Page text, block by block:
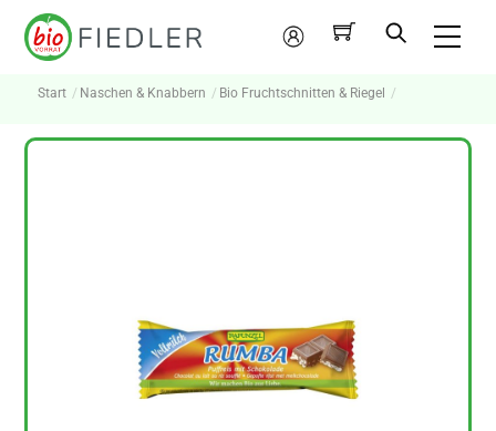
Skip
Mein
Konto
Start Naschen & Knabbern Bio Fruchtschnitten & Riegel